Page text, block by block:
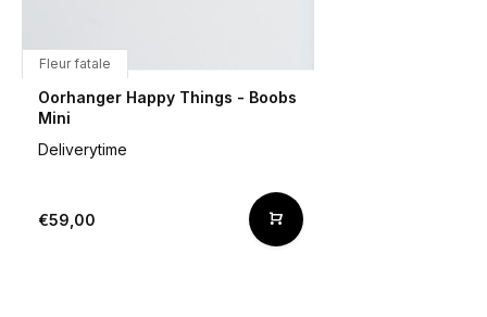
Fleur fatale
Oorhanger Happy Things - Boobs
Mini
Deliverytime
€59,00